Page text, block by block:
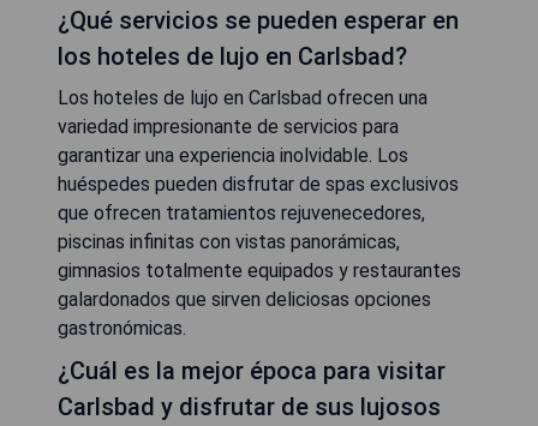
¿Qué servicios se pueden esperar en
los hoteles de lujo en Carlsbad?
Los hoteles de lujo en Carlsbad ofrecen una
variedad impresionante de servicios para
garantizar una experiencia inolvidable. Los
huéspedes pueden disfrutar de spas exclusivos
que ofrecen tratamientos rejuvenecedores,
piscinas infinitas con vistas panorámicas,
gimnasios totalmente equipados y restaurantes
galardonados que sirven deliciosas opciones
gastronómicas.
¿Cuál es la mejor época para visitar
Carlsbad y disfrutar de sus lujosos